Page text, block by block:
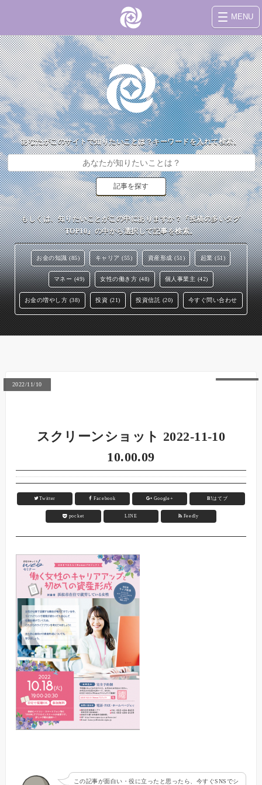
MENU
あなたがこのサイトで知りたいことは？キーワードを入れて検索。
もしくは、知りたいことがこの中にありますか？『投稿の多いタグ
TOP10』の中から選択して記事を検索。
お金の知識 (85) キャリア (55) 資産形成 (51) 起業 (51)
マネー (49) 女性の働き方 (48) 個人事業主 (42)
お金の増やし方 (38) 投資 (21) 投資信託 (20) 今すぐ問い合わせ
2022/11/10
スクリーンショット 2022-11-10
10.00.09
Twitter Facebook Google+ B!はてブ
pocket LINE Feedly
この記事が面白い・役に立ったと思ったら、今すぐSNSでシ